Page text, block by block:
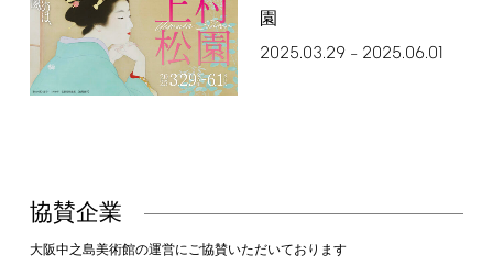
園
2025.03.29– 2025.06.01
協賛企業
大阪中之島美術館の運営にご協賛いただいております